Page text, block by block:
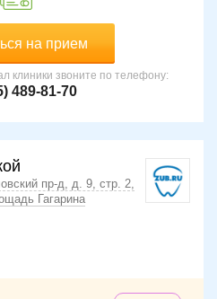
на прием
клиники звоните по телефону:
489-81-70
пр-д, д. 9, стр. 2,
Гагарина